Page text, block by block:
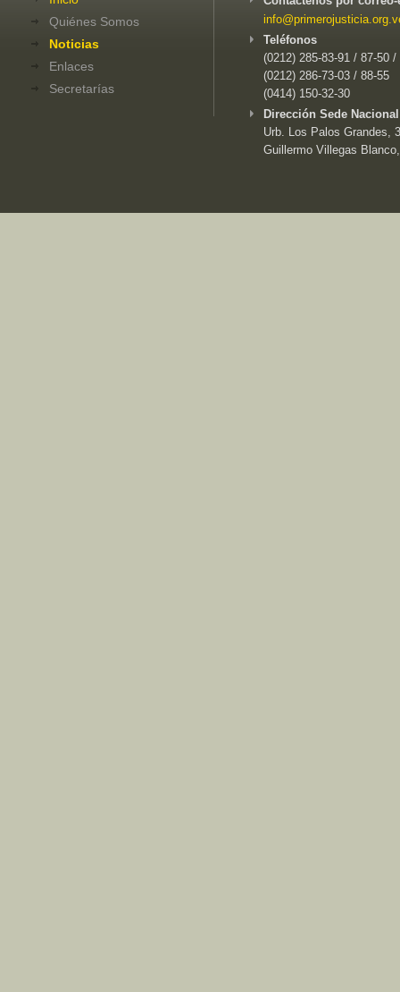
Quiénes Somos
Noticias
Enlaces
Secretarías
Teléfonos
(0212) 285-83-91 / 87-50 /
(0212) 286-73-03 / 88-55
(0414) 150-32-30
Dirección Sede
Urb. Los Palos Grandes,
Guillermo Villegas